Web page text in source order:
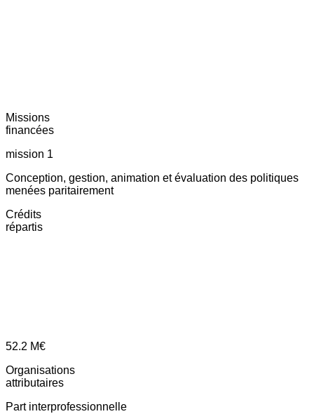
Missions
financées
mission 1
Conception, gestion, animation et évaluation des politiques
menées paritairement
Crédits
répartis
52.2 M€
Organisations
attributaires
Part interprofessionnelle